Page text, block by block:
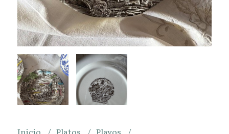
Inicio Platos
Playos